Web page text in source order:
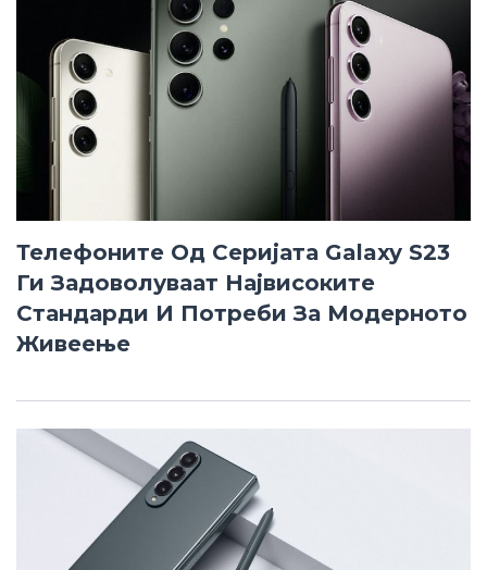
Телефоните Од Серијата Galaxy S23
Ги Задоволуваат Највисоките
Стандарди И Потреби За Модерното
Живеење